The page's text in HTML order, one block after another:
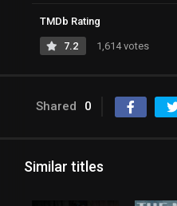
TMDb Rating
7.2 1,614 votes
Shared 0
Similar titles